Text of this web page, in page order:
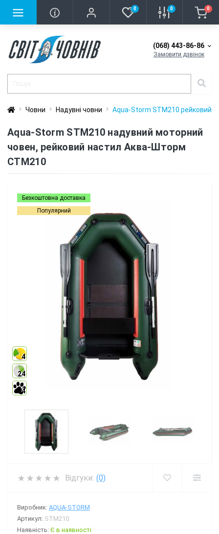
0 0 0
(068) 443-86-86
Замовити дзвінок
Човни Надувні човни Aqua-Storm STM210 рейковий
Aqua-Storm STM210 надувний моторний
човен, рейковий настил Аква-Шторм
СТМ210
Безкоштовна доставка
Популярний
4
24
4
Відгуки: (0)
Виробник: AQUA-STORM
Артикул: STM210
Наявність: Є в наявності